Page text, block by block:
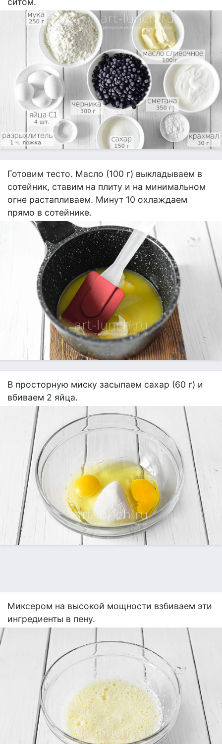
Готовим тесто. Масло (100 г) выкладываем в
сотейник, ставим на плиту и на минимальном
огне растапливаем. Минут 10 охлаждаем
прямо в сотейнике.
В просторную миску засыпаем сахар (60 г) и
вбиваем 2 яйца.
Миксером на высокой мощности взбиваем эти
ингредиенты в пену.